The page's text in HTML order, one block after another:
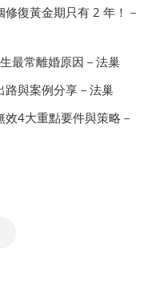
復黃金期只有 2 年！－
最常離婚原因－法巢
路與案例分享－法巢
4大重點要件與策略－